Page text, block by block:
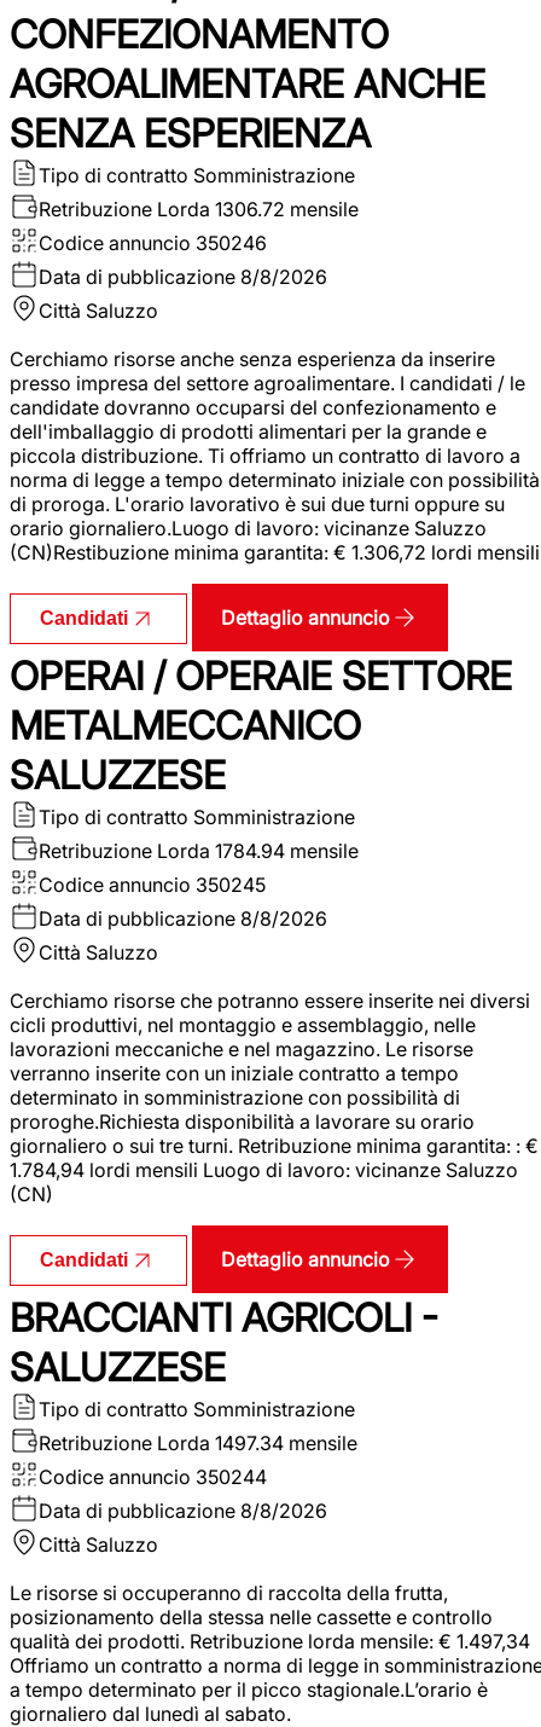
CONFEZIONAMENTO
AGROALIMENTARE ANCHE
SENZA ESPERIENZA
Tipo di contratto Somministrazione
Retribuzione Lorda 1306.72 mensile
Codice annuncio 350246
Data di pubblicazione 8/8/2026
Città Saluzzo
Cerchiamo risorse anche senza esperienza da inserire
presso impresa del settore agroalimentare. I candidati / le
candidate dovranno occuparsi del confezionamento e
dell'imballaggio di prodotti alimentari per la grande e
piccola distribuzione. Ti offriamo un contratto di lavoro a
norma di legge a tempo determinato iniziale con possibilità
di proroga. L'orario lavorativo è sui due turni oppure su
orario giornaliero.Luogo di lavoro: vicinanze Saluzzo
(CN)Restibuzione minima garantita: € 1.306,72 lordi mensili
Candidati Dettaglio annuncio
OPERAI / OPERAIE SETTORE
METALMECCANICO
SALUZZESE
Tipo di contratto Somministrazione
Retribuzione Lorda 1784.94 mensile
Codice annuncio 350245
Data di pubblicazione 8/8/2026
Città Saluzzo
Cerchiamo risorse che potranno essere inserite nei diversi
cicli produttivi, nel montaggio e assemblaggio, nelle
lavorazioni meccaniche e nel magazzino. Le risorse
verranno inserite con un iniziale contratto a tempo
determinato in somministrazione con possibilità di
proroghe.Richiesta disponibilità a lavorare su orario
giornaliero o sui tre turni. Retribuzione minima garantita: : €
1.784,94 lordi mensili Luogo di lavoro: vicinanze Saluzzo
(CN)
Candidati Dettaglio annuncio
BRACCIANTI AGRICOLI -
SALUZZESE
Tipo di contratto Somministrazione
Retribuzione Lorda 1497.34 mensile
Codice annuncio 350244
Data di pubblicazione 8/8/2026
Città Saluzzo
Le risorse si occuperanno di raccolta della frutta,
posizionamento della stessa nelle cassette e controllo
qualità dei prodotti. Retribuzione lorda mensile: € 1.497,34
Offriamo un contratto a norma di legge in
a tempo determinato per il picco stagionale.L’orario è
giornaliero dal lunedì al sabato.